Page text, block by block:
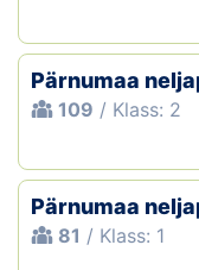
Pärnumaa
109 / Klass: 2
Pärnumaa
81 / Klass: 1